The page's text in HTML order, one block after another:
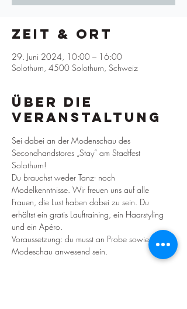
Zeit & Ort
29. Juni 2024, 10:00 – 16:00
Solothurn, 4500 Solothurn, Schweiz
Über die
Veranstaltung
Sei dabei an der Modenschau des
Secondhandstores „Stay“ am Stadtfest
Solothurn!
Du brauchst weder Tanz- noch
Modelkenntnisse. Wir freuen uns auf alle
Frauen, die Lust haben dabei zu sein. Du
erhältst ein gratis Lauftraining, ein Haarstyling
und ein Apéro.
Voraussetzung: du musst an Probe sowie
Modeschau anwesend sein.